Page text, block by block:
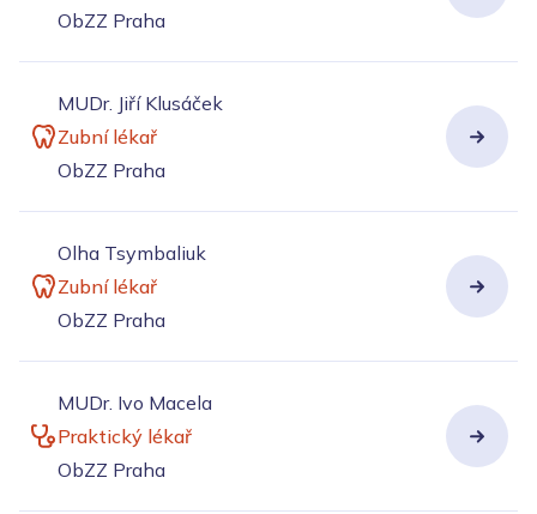
ObZZ Praha
MUDr. Jiří Klusáček
Zubní lékař
ObZZ Praha
Olha Tsymbaliuk
Zubní lékař
ObZZ Praha
MUDr. Ivo Macela
Praktický lékař
ObZZ Praha